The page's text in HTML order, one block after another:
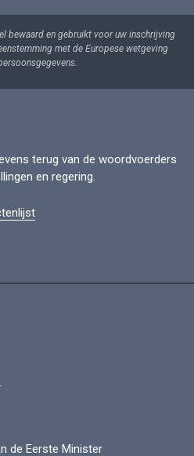
bewaard en gebruikt voor uw inschrijving
met de Europese wetgeving
terug van de woordvoerders
en regering.
de Eerste Minister